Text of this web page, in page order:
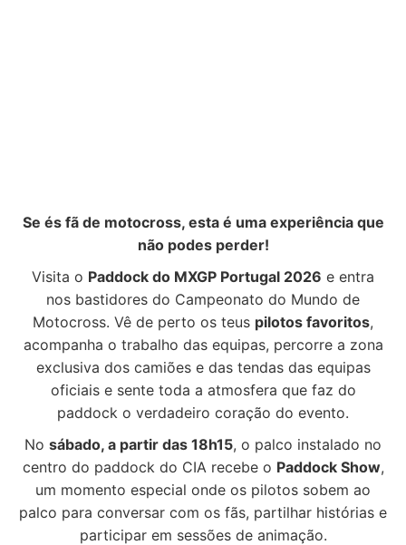
Se és fã de motocross, esta é uma experiência que
não podes perder!
Visita o Paddock do MXGP Portugal 2026 e entra
nos bastidores do Campeonato do Mundo de
Motocross. Vê de perto os teus pilotos favoritos,
acompanha o trabalho das equipas, percorre a zona
exclusiva dos camiões e das tendas das equipas
oficiais e sente toda a atmosfera que faz do
paddock o verdadeiro coração do evento.
No sábado, a partir das 18h15, o palco instalado no
centro do paddock do CIA recebe o Paddock Show,
um momento especial onde os pilotos sobem ao
palco para conversar com os fãs, partilhar histórias e
participar em sessões de animação.